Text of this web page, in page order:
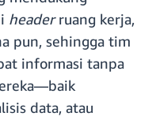
headerruang kerja,
pun, sehingga tim
informasi tanpa
data, atau